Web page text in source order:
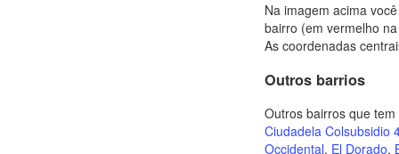
Na imagem acima
bairro (em vermelho
As coordenadas
Outros barrios
Outros bairros que
Ciudadela Colsubsidio
Occidental, El Dorado,